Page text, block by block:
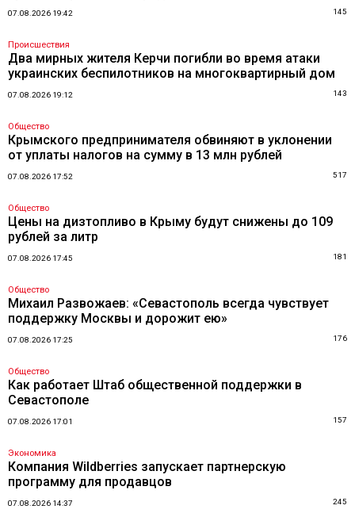
07.08.2026 19:42 145
Происшествия
Два мирных жителя Керчи погибли во время атаки
украинских беспилотников на многоквартирный дом
07.08.2026 19:12 143
Общество
Крымского предпринимателя обвиняют в уклонении
от уплаты налогов на сумму в 13 млн рублей
07.08.2026 17:52 517
Общество
Цены на дизтопливо в Крыму будут снижены до 109
рублей за литр
07.08.2026 17:45 181
Общество
Михаил Развожаев: «Севастополь всегда чувствует
поддержку Москвы и дорожит ею»
07.08.2026 17:25 176
Общество
Как работает Штаб общественной поддержки в
Севастополе
07.08.2026 17:01 157
Экономика
Компания Wildberries запускает партнерскую
программу для продавцов
07.08.2026 14:37 245